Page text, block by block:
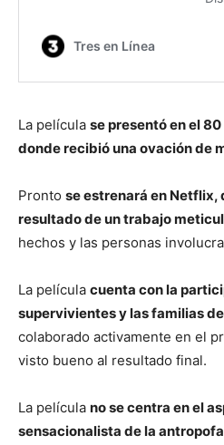
La película se presentó en el
donde recibió una ovación de
Pronto se estrenará en Netflix,
resultado de un trabajo
hechos y las personas
La película cuenta con la
supervivientes y las familias
colaborado activamente en el
visto bueno al resultado final.
La película no se centra en el
sensacionalista de la